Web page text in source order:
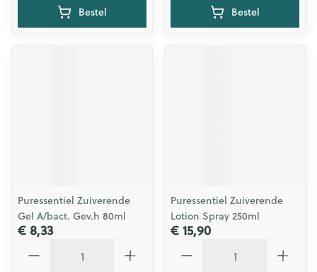
Bestel Bestel
Puressentiel Zuiverende
Gel A/bact. Gev.h 80ml
€ 8,33
Puressentiel Zuiverende
Lotion Spray 250ml
€ 15,90